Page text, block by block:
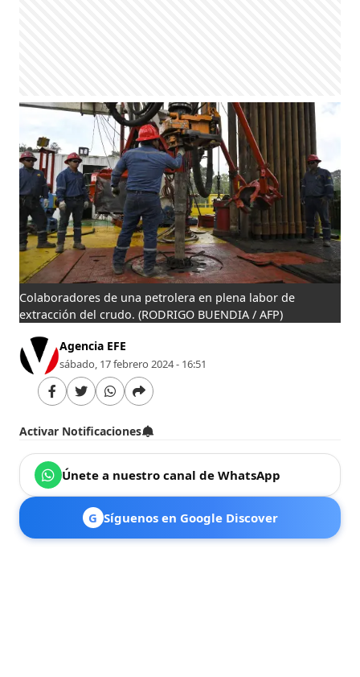
Colaboradores de una petrolera en plena labor de
extracción del crudo. (RODRIGO BUENDIA / AFP)
Agencia EFE
sábado, 17 febrero 2024 - 16:51
Activar Notificaciones
Únete a nuestro canal de WhatsApp
G Síguenos en Google Discover